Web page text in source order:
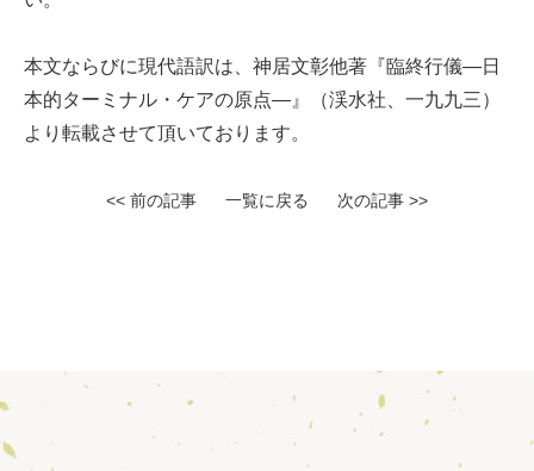
本文ならびに現代語訳は、神居文彰他著『臨終行儀—日
本的ターミナル・ケアの原点—』（渓水社、一九九三）
より転載させて頂いております。
<< 前の記事 一覧に戻る 次の記事 >>